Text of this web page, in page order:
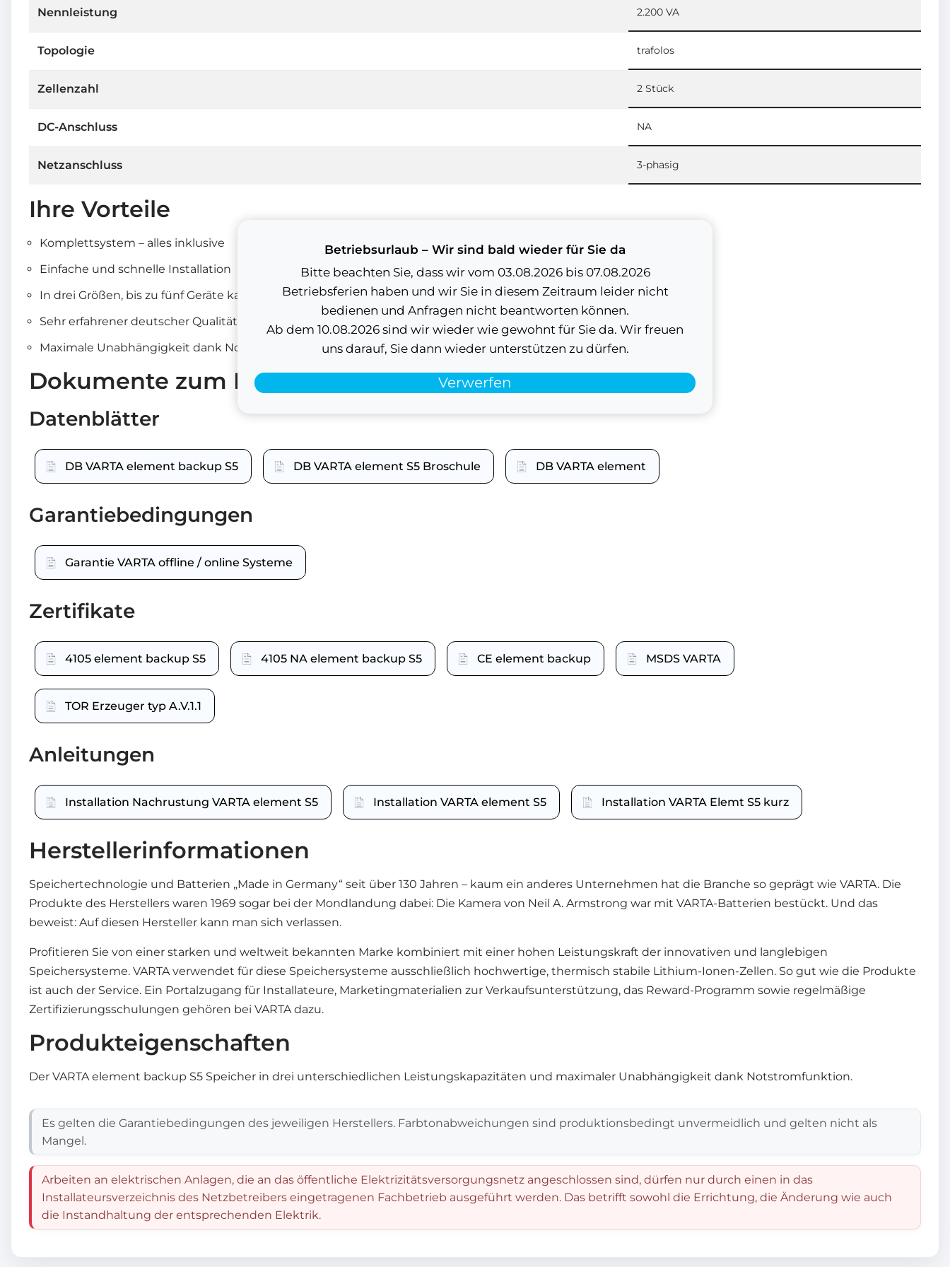
Betriebsurlaub – Wir sind bald wieder für Sie da
Bitte beachten Sie, dass wir vom 03.08.2026 bis 07.08.2026
Betriebsferien haben und wir Sie in diesem Zeitraum leider nicht
bedienen und Anfragen nicht beantworten können.
Ab dem 10.08.2026 sind wir wieder wie gewohnt für Sie da. Wir freuen
uns darauf, Sie dann wieder unterstützen zu dürfen.
Verwerfen
Nennleistung 2.200 VA
Topologie trafolos
Zellenzahl 2 Stück
DC-Anschluss NA
Netzanschluss 3-phasig
Ihre Vorteile
Komplettsystem – alles inklusive
Einfache und schnelle Installation
In drei Größen, bis zu fünf Geräte kaskadierbar
Sehr erfahrener deutscher Qualitätshersteller
Maximale Unabhängigkeit dank Notstromfunktion
Dokumente zum Download
Datenblätter
DB VARTA element backup S5 DB VARTA element S5 Broschule DB VARTA element
Garantiebedingungen
Garantie VARTA offline / online Systeme
Zertifikate
4105 element backup S5 4105 NA element backup S5 CE element backup MSDS VARTA
TOR Erzeuger typ A.V.1.1
Anleitungen
Installation Nachrustung VARTA element S5 Installation VARTA element S5 Installation VARTA Elemt S5 kurz
Herstellerinformationen
Speichertechnologie und Batterien „Made in Germany“ seit über 130 Jahren – kaum ein anderes Unternehmen hat die Branche so geprägt wie VARTA. Die
Produkte des Herstellers waren 1969 sogar bei der Mondlandung dabei: Die Kamera von Neil A. Armstrong war mit VARTA-Batterien bestückt. Und das
beweist: Auf diesen Hersteller kann man sich verlassen.
Profitieren Sie von einer starken und weltweit bekannten Marke kombiniert mit einer hohen Leistungskraft der innovativen und langlebigen
Speichersysteme. VARTA verwendet für diese Speichersysteme ausschließlich hochwertige, thermisch stabile Lithium-Ionen-Zellen. So gut wie die Produkte
ist auch der Service. Ein Portalzugang für Installateure, Marketingmaterialien zur Verkaufsunterstützung, das Reward-Programm sowie regelmäßige
Zertifizierungsschulungen gehören bei VARTA dazu.
Produkteigenschaften
Der VARTA element backup S5 Speicher in drei unterschiedlichen Leistungskapazitäten und maximaler Unabhängigkeit dank Notstromfunktion.
Es gelten die Garantiebedingungen des jeweiligen Herstellers. Farbtonabweichungen sind produktionsbedingt unvermeidlich und gelten nicht als
Mangel.
Arbeiten an elektrischen Anlagen, die an das öffentliche Elektrizitätsversorgungsnetz angeschlossen sind, dürfen nur durch einen in das
Installateursverzeichnis des Netzbetreibers eingetragenen Fachbetrieb ausgeführt werden. Das betrifft sowohl die Errichtung, die Änderung wie auch
die Instandhaltung der entsprechenden Elektrik.